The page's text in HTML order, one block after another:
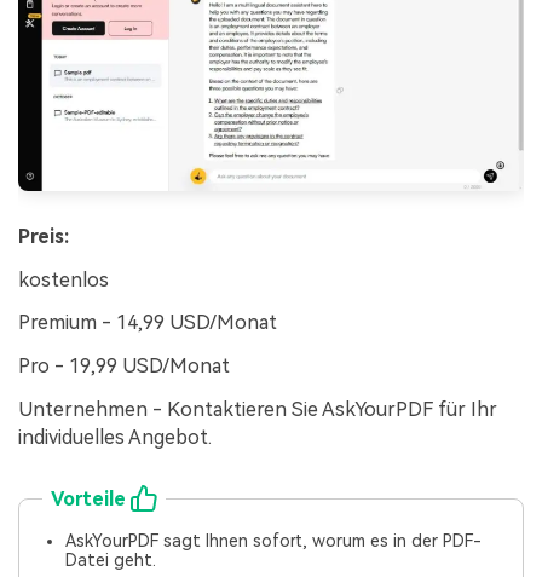
Preis:
kostenlos
Premium - 14,99 USD/Monat
Pro - 19,99 USD/Monat
Unternehmen - Kontaktieren Sie AskYourPDF für Ihr
individuelles Angebot.
Vorteile
AskYourPDF sagt Ihnen sofort, worum es in der PDF-
Datei geht.